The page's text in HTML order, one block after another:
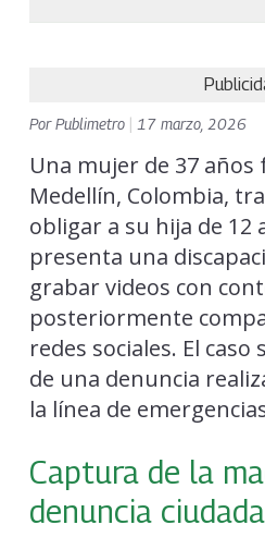
PorPublimetro 17 marzo, 2026
Una mujer de 37
Medellín, Colombia,
obligar a su hija de 12
presenta una
grabar videos con
posteriormente
redes sociales. El caso
de una denuncia
la línea de
Captura de la
denuncia